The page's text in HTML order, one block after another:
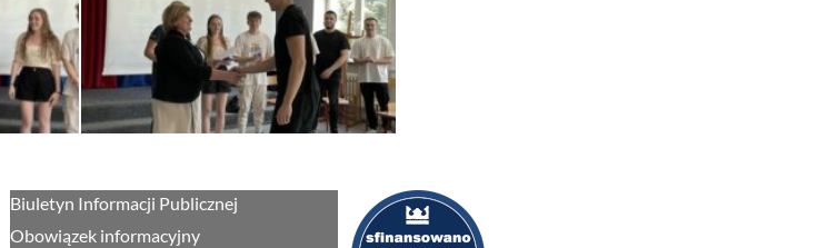
Biuletyn Informacji Publicznej
Obowiązek informacyjny